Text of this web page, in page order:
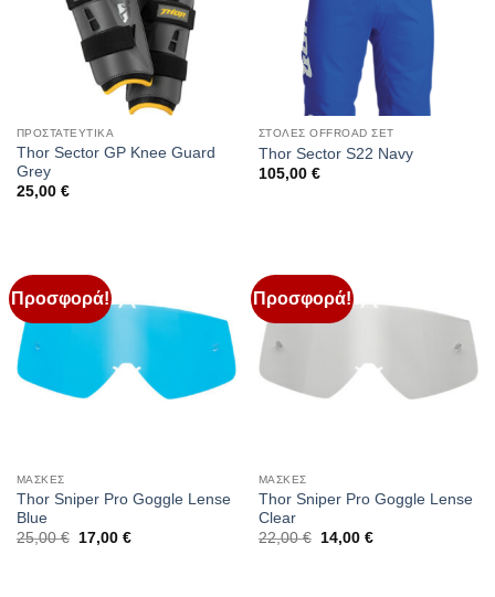
ΠΡΟΣΤΑΤΕΥΤΙΚΑ
Thor Sector GP Knee Guard
Grey
25,00 €
ΣΤΟΛΕΣ OFFROAD ΣΕΤ
Thor Sector S22 Navy
105,00 €
Προσφορά!
ΜΑΣΚΕΣ
Thor Sniper Pro Goggle Lense
Blue
25,00€
Original
17,00 €Η
Προσφορά!
ΜΑΣΚΕΣ
Thor Sniper Pro Goggle Lense
Clear
22,00€
Original
14,00 €Η